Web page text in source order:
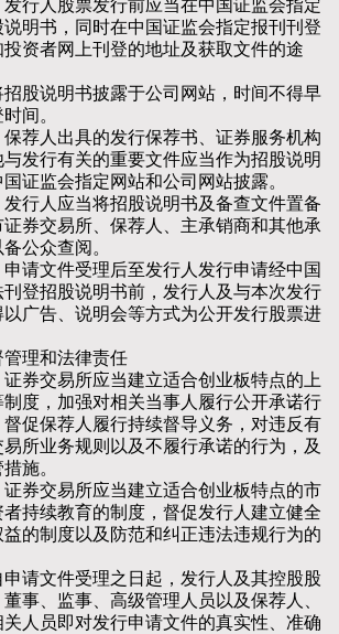
人股票发行前应当在中国证监会指定
明书，同时在中国证监会指定报刊刊登
资者网上刊登的地址及获取文件的途
说明书披露于公司网站，时间不得早
间。
人出具的发行保荐书、证券服务机构
发行有关的重要文件应当作为招股说明
证监会指定网站和公司网站披露。
人应当将招股说明书及备查文件置备
券交易所、保荐人、主承销商和其他承
公众查阅。
文件受理后至发行人发行申请经中国
登招股说明书前，发行人及与本次发行
广告、说明会等方式为公开发行股票进
和法律责任
交易所应当建立适合创业板特点的上
度，加强对相关当事人履行公开承诺行
促保荐人履行持续督导义务，对违反有
所业务规则以及不履行承诺的行为，及
施。
交易所应当建立适合创业板特点的市
持续教育的制度，督促发行人建立健全
的制度以及防范和纠正违法违规行为的
文件受理之日起，发行人及其控股股
事、监事、高级管理人员以及保荐人、
人员即对发行申请文件的真实性、准确